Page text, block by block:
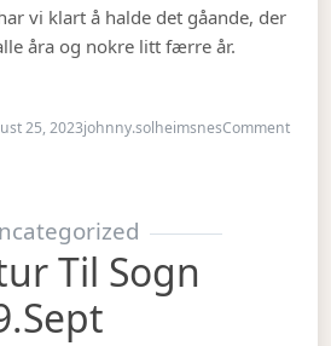
vi klart å halde det gåande, der
åra og nokre litt færre år.
25, 2023johnny.solheimsnesCommenton
Til Sogn